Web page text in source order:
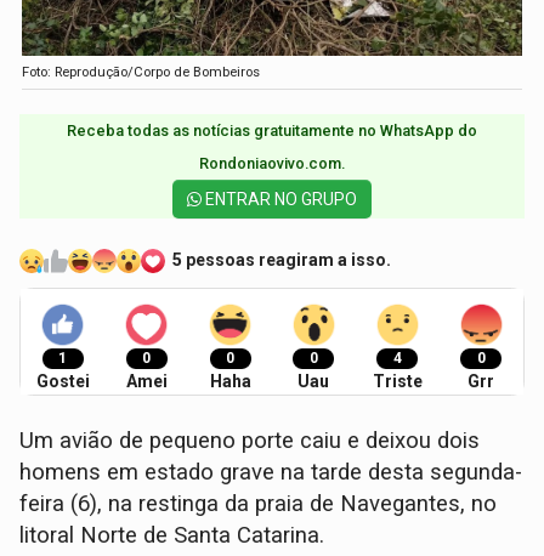
Foto: Reprodução/Corpo de Bombeiros
Receba todas as notícias gratuitamente no WhatsApp do
Rondoniaovivo.com.​
ENTRAR NO GRUPO
5 pessoas reagiram a isso.
1
Gostei
0
Amei
0
Haha
0
Uau
4
Triste
0
Grr
Um avião de pequeno porte caiu e deixou dois
homens em estado grave na tarde desta segunda-
feira (6), na restinga da praia de Navegantes, no
litoral Norte de Santa Catarina.